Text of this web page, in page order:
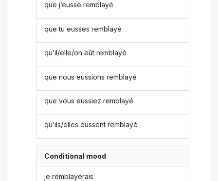
que j’eusse remblayé
que tu eusses remblayé
qu’il/elle/on eût remblayé
que nous eussions remblayé
que vous eussiez remblayé
qu’ils/elles eussent remblayé
Conditional mood
je remblayerais